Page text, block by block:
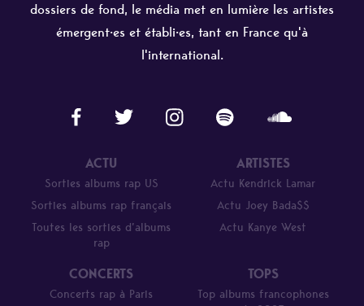
dossiers de fond, le média met en lumière les artistes
émergent·es et établi·es, tant en France qu'à
l'international.
ACTU
Sorties albums rap US
Sorties albums rap français
Toutes les sorties d’albums
rap
ARTISTES
Actu Kendrick Lamar
Actu Joey Bada$$
Actu Kanye West
CONCERTS
Concerts rap à Paris
TOPS
Top albums francophones